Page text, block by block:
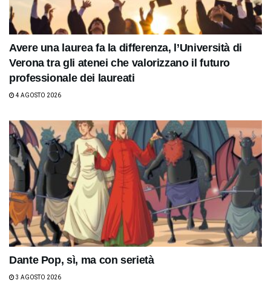
Avere una laurea fa la differenza, l’Università di
Verona tra gli atenei che valorizzano il futuro
professionale dei laureati
4 AGOSTO 2026
Dante Pop, sì, ma con serietà
3 AGOSTO 2026